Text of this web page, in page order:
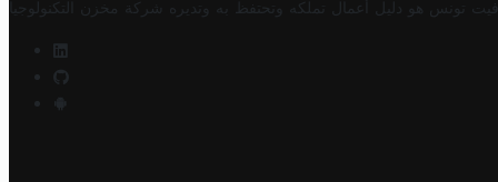
تونس هو دليل أعمال تملكه وتحتفظ به وتديره شركة مخزن التكنولوجيا